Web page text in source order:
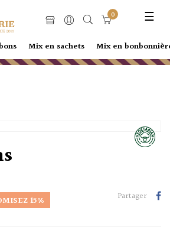
☰
0
Mix en sachets Mix en
15% Partager